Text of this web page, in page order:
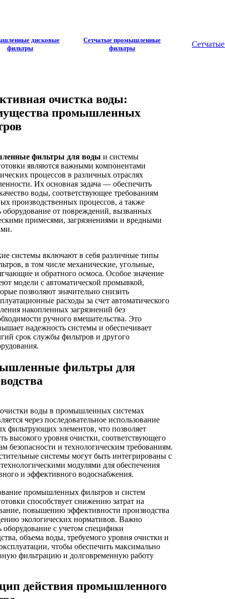
дисковые
фильтры
Сетчатые промышленные
фильтры
очистка воды:
промышленных
фильтры для воды и системы
являются важными компонентами
процессов в различных отраслях
Их основная задача — обеспечить
воды, соответствующее требованиям
производственных процессов, а также
оборудование от повреждений, вызванных
примесями, загрязнениями и вредными
системы включают в себя различные типы
в том числе механические, угольные,
и обратного осмоса. Особое значение
модели с автоматической промывкой,
позволяют значительно снизить
расходы за счет автоматического
накопленных загрязнений без
ручного вмешательства. Это
надежность системы и обеспечивает
срок службы фильтров и другого
фильтры для
воды в промышленных системах
через последовательное использование
фильтрующих элементов, что позволяет
высокого уровня очистки, соответствующего
безопасности и технологическим требованиям.
системы могут быть интегрированы с
модулями для обеспечения
и эффективного водоснабжения.
промышленных фильтров и систем
способствует снижению затрат на
повышению эффективности производства
экологических нормативов. Важно
оборудование с учетом специфики
объема воды, требуемого уровня очистки и
чтобы обеспечить максимально
фильтрацию и долговременную работу
действия промышленного